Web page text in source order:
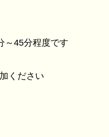
～45分程度です
ください